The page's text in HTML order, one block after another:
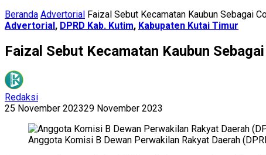
Beranda Advertorial Faizal Sebut Kecamatan Kaubun Sebagai
Advertorial, DPRD Kab. Kutim, Kabupaten Kutai Timur
Faizal Sebut Kecamatan Kaubun
Redaksi
25 November 202329 November 2023
Anggota Komisi B Dewan Perwakilan Rakyat Daerah